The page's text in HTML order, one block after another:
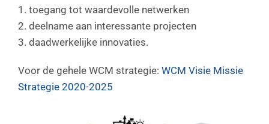
1. toegang tot waardevolle netwerken
2. deelname aan interessante projecten
3. daadwerkelijke innovaties.
Voor de gehele WCM strategie: WCM Visie Missie
Strategie 2020-2025